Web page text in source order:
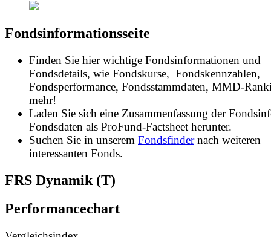
Fondsinformationsseite
Finden Sie hier wichtige Fondsinformationen und
Fondsdetails, wie Fondskurse, Fondskennzahlen,
Fondsperformance, Fondsstammdaten, MMD-
mehr!
Laden Sie sich eine Zusammenfassung der
Fondsdaten als ProFund-Factsheet herunter.
Suchen Sie in unserem Fondsfindernach weiteren
interessanten Fonds.
FRS Dynamik (T)
Performancechart